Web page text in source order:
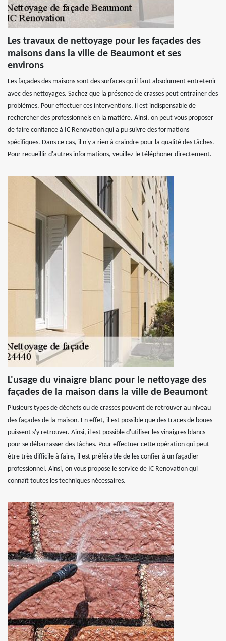
Les travaux de nettoyage pour les façades des
maisons dans la ville de Beaumont et ses
environs
Les façades des maisons sont des surfaces qu'il faut absolument entretenir
avec des nettoyages. Sachez que la présence de crasses peut entraîner des
problèmes. Pour effectuer ces interventions, il est indispensable de
rechercher des professionnels en la matière. Ainsi, on peut vous proposer
de faire confiance à IC Renovation qui a pu suivre des formations
spécifiques. Dans ce cas, il n'y a rien à craindre pour la qualité des tâches.
Pour recueillir d'autres informations, veuillez le téléphoner directement.
L'usage du vinaigre blanc pour le nettoyage des
façades de la maison dans la ville de Beaumont
Plusieurs types de déchets ou de crasses peuvent de retrouver au niveau
des façades de la maison. En effet, il est possible que des traces de boues
puissent s'y retrouver. Ainsi, il est possible d'utiliser les vinaigres blancs
pour se débarrasser des tâches. Pour effectuer cette opération qui peut
être très difficile à faire, il est préférable de les confier à un façadier
professionnel. Ainsi, on vous propose le service de IC Renovation qui
connaît toutes les techniques nécessaires.